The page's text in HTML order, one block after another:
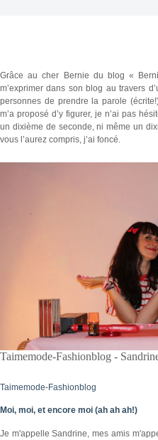
Grâce au cher Bernie du blog «
m’exprimer dans son blog au travers
personnes de prendre la parole
m’a proposé d’y figurer, je n’ai pas
un dixième de seconde, ni même un
vous l’aurez compris, j’ai foncé.
Taimemode-Fashionblog -
Taimemode-Fashionblog
Moi, moi, et encore moi (ah ah ah!)
Je m'appelle Sandrine, mes amis